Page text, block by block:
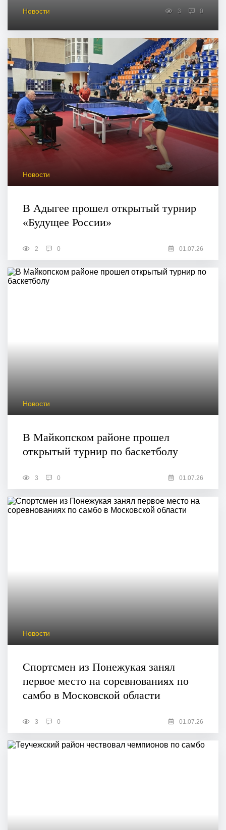
Новости 3 0
Новости
В Адыгее прошел открытый турнир
«Будущее России»
2 0 01.07.26
Новости
В Майкопском районе прошел
открытый турнир по баскетболу
3 0 01.07.26
Новости
Спортсмен из Понежукая занял
первое место на соревнованиях по
самбо в Московской области
3 0 01.07.26